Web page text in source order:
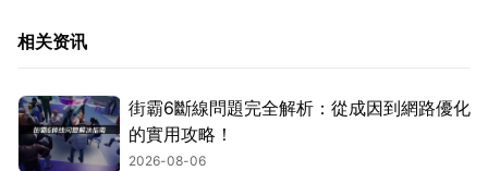
相关资讯
街霸6斷線問題完全解析：從成因到網路優化
的實用攻略！
2026-08-06